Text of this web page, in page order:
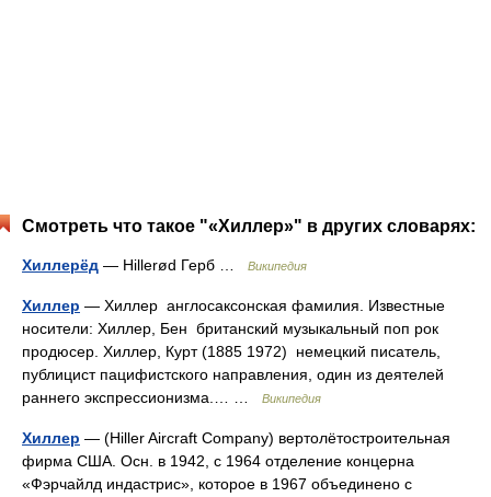
Смотреть что такое "«Хиллер»" в других словарях:
Хиллерёд — Hillerød Герб … Википедия
Хиллер — Хиллер англосаксонская фамилия. Известные
носители: Хиллер, Бен британский музыкальный поп рок
продюсер. Хиллер, Курт (1885 1972) немецкий писатель,
публицист пацифистского направления, один из деятелей
раннего экспрессионизма.… …
Википедия
Хиллер — (Hiller Aircraft Company) вертолётостроительная
фирма США. Осн. в 1942, с 1964 отделение концерна
«Фэрчайлд индастрис», которое в 1967 объединено с